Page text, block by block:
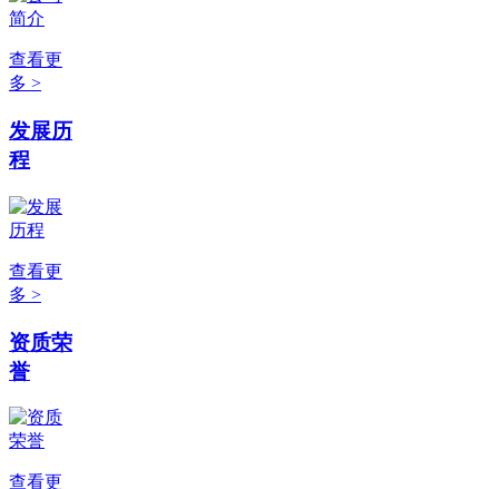
查看更
多 >
发展历
程
查看更
多 >
资质荣
誉
查看更